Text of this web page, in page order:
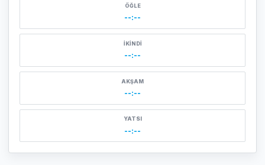
ÖĞLE
--:--
İKINDI
--:--
AKŞAM
--:--
YATSI
--:--